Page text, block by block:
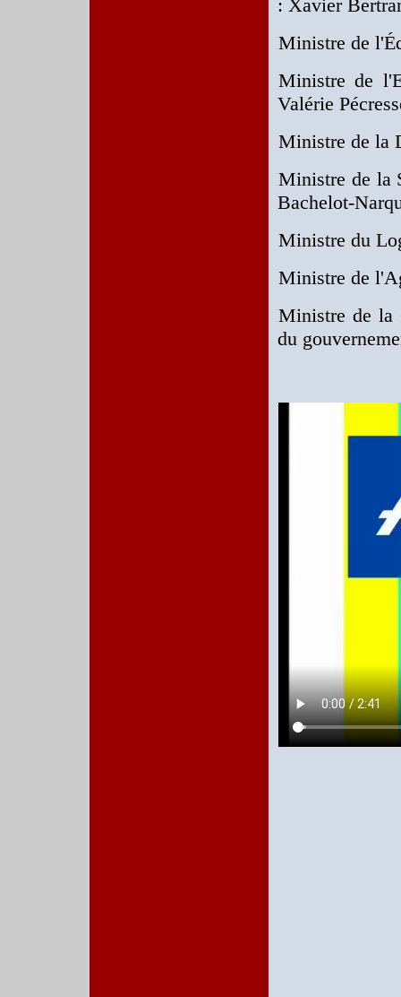
: Xavier
Ministre de
Ministre de
Valérie
Ministre de la
Ministre de la
Bachelot-
Ministre du
Ministre de
Ministre de la
du